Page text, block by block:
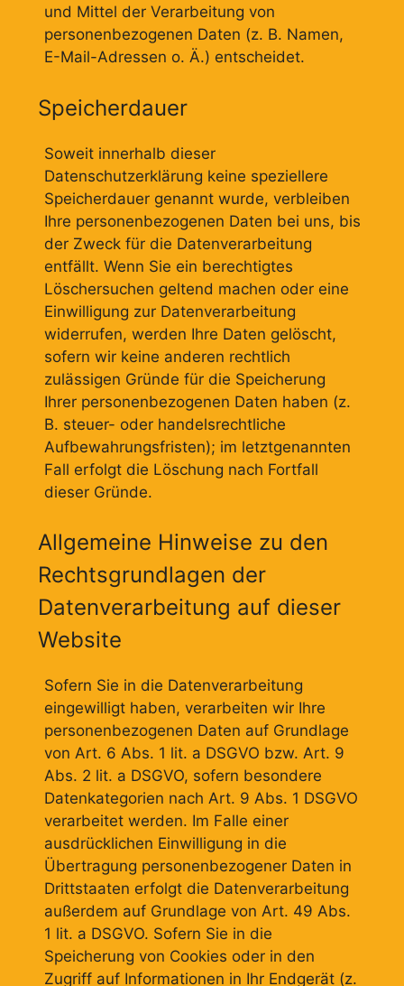
und Mittel der Verarbeitung von
personenbezogenen Daten (z. B. Namen,
E-Mail-Adressen o. Ä.) entscheidet.
Speicherdauer
Soweit innerhalb dieser
Datenschutzerklärung keine speziellere
Speicherdauer genannt wurde, verbleiben
Ihre personenbezogenen Daten bei uns, bis
der Zweck für die Datenverarbeitung
entfällt. Wenn Sie ein berechtigtes
Löschersuchen geltend machen oder eine
Einwilligung zur Datenverarbeitung
widerrufen, werden Ihre Daten gelöscht,
sofern wir keine anderen rechtlich
zulässigen Gründe für die Speicherung
Ihrer personenbezogenen Daten haben (z.
B. steuer- oder handelsrechtliche
Aufbewahrungsfristen); im letztgenannten
Fall erfolgt die Löschung nach Fortfall
dieser Gründe.
Allgemeine Hinweise zu den
Rechtsgrundlagen der
Datenverarbeitung auf dieser
Website
Sofern Sie in die Datenverarbeitung
eingewilligt haben, verarbeiten wir Ihre
personenbezogenen Daten auf Grundlage
von Art. 6 Abs. 1 lit. a DSGVO bzw. Art. 9
Abs. 2 lit. a DSGVO, sofern besondere
Datenkategorien nach Art. 9 Abs. 1 DSGVO
verarbeitet werden. Im Falle einer
ausdrücklichen Einwilligung in die
Übertragung personenbezogener Daten in
Drittstaaten erfolgt die Datenverarbeitung
außerdem auf Grundlage von Art. 49 Abs.
1 lit. a DSGVO. Sofern Sie in die
Speicherung von Cookies oder in den
Zugriff auf Informationen in Ihr Endgerät (z.